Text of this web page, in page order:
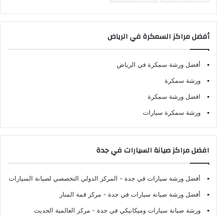
أفضل مراكز السمكرة في الرياض
أفضل ورشة سمكرة في الرياض
ورشة سمكرة
افضل ورشة سمكرة
ورشة سمكرة سيارات
افضل مراكز صيانة السيارات في جدة
أفضل ورشة سيارات في جدة - المركز الدولي التخصصي لصيانة السيارات
أفضل ورشة صيانة سيارات في جدة - مركز قمة المنار
ورشة صيانة سيارات وميكانيكي في جدة - مركز العالمية الحديث